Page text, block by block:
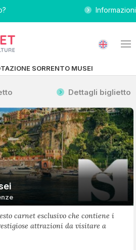
Informazioni
SORRENTO MUSEI
Dettagli biglietto
carnet esclusivo che contiene i
attrazioni da visitare a